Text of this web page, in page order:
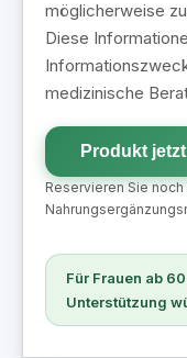
möglicherweise
Diese
medizinische
Produkt
Reservieren Sie
Für Frauen ab
Unterstützung